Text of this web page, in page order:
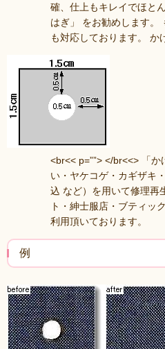
確、仕上もキレイでほと
はぎ」 をお勧めします。
も対応しております。 か
<br<< p=””> </br<<> 「
い・ヤケコゲ・カギザキ
込 など）を用いて修理再
ト・紳士服店・ブティッ
利用頂いております。
例